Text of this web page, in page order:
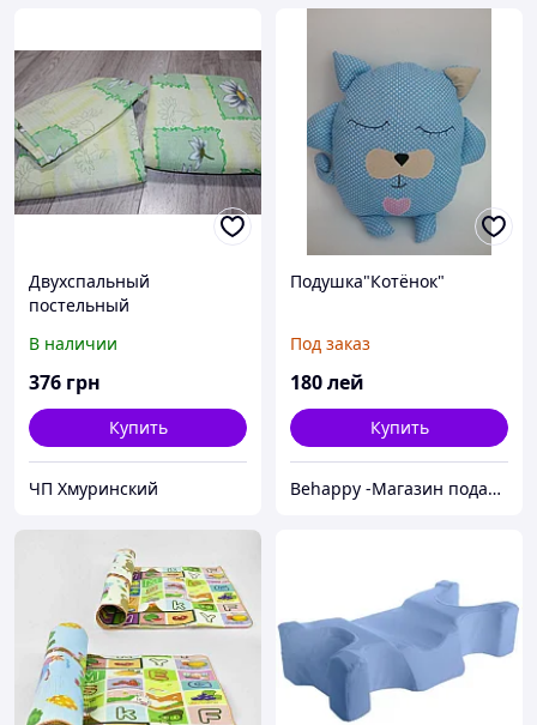
Двухспальный
постельный
разные рисунки)
В наличии
376 грн
Купить
ЧП Хмуринский
Подушка"Котёнок"
Под заказ
180лей
Купить
Behappy -Магазин подарков ручной работы